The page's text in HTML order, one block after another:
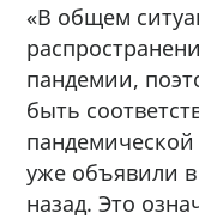
«В общем
пандемии,
быть
уже объявили
назад. Это